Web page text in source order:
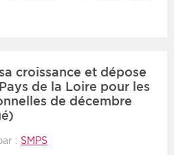
croissance et dépose
de la Loire pour les
de décembre
: SMPS